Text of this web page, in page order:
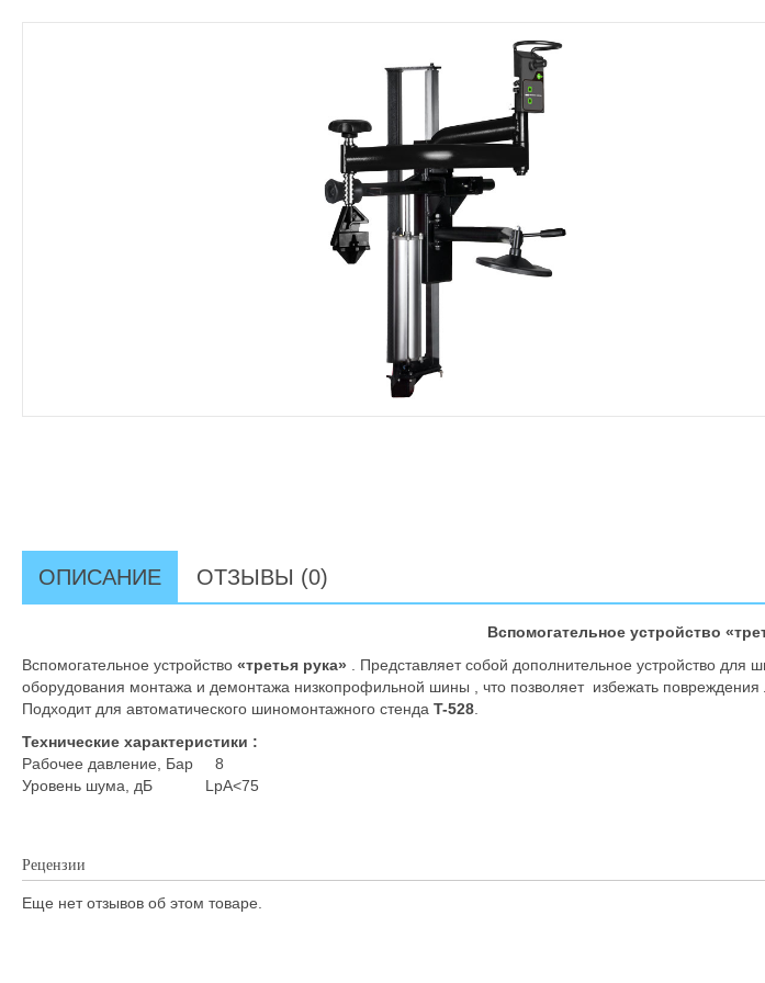
ОПИСАНИЕ ОТЗЫВЫ (0)
Вспомогательное устройство
Вспомогательное устройство «третья рука»
. Представляет собой дополнительное устройство
оборудования монтажа и демонтажа низкопрофильной шины , что позволяет избежать повреждения
Подходит для автоматического шиномонтажного стенда T-528
Технические характеристики :
Рабочее давление, Бар 8
Уровень шума, дБ LpA<75
Рецензии
Еще нет отзывов об этом товаре.